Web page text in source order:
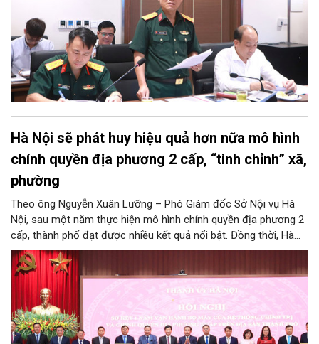
Hà Nội sẽ phát huy hiệu quả hơn nữa mô hình
chính quyền địa phương 2 cấp, “tinh chỉnh” xã,
phường
Theo ông Nguyễn Xuân Lưỡng – Phó Giám đốc Sở Nội vụ Hà
Nội, sau một năm thực hiện mô hình chính quyền địa phương 2
cấp, thành phố đạt được nhiều kết quả nổi bật. Đồng thời, Hà
Nội đang nghiên cứu, thực hiện đúng tinh thần chỉ đạo của
Trung ương để tiếp tục tinh chỉnh xã, phường, đảm bảo mô hình
chính quyền địa phương 2 cấp của Hà Nội phát huy hiệu quả
hơn nữa trong giai đoạn mới.